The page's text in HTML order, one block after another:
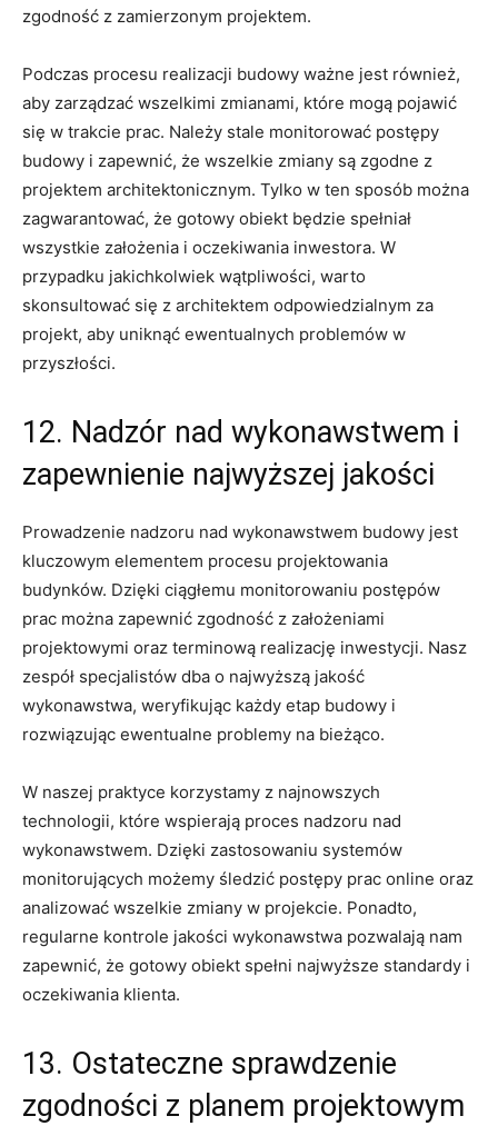
zgodność ⁣z zamierzonym projektem.
Podczas ⁢procesu‌ realizacji ⁤budowy ważne⁣ jest również,
aby zarządzać ‍wszelkimi zmianami,⁣ które mogą pojawić
się w⁢ trakcie prac. Należy stale monitorować postępy​
budowy i zapewnić, że wszelkie zmiany są zgodne z‌
projektem architektonicznym.‌ Tylko⁤ w ‌ten sposób można
zagwarantować, że gotowy obiekt będzie spełniał
wszystkie założenia ​i oczekiwania inwestora. W
przypadku jakichkolwiek wątpliwości, warto
skonsultować ‍się z architektem odpowiedzialnym za
projekt,⁤ aby uniknąć ewentualnych problemów w⁣
przyszłości.
12. Nadzór nad wykonawstwem i
zapewnienie⁣ najwyższej ⁢jakości
Prowadzenie‌ nadzoru nad wykonawstwem budowy jest
kluczowym elementem procesu projektowania
budynków.⁣ Dzięki ciągłemu monitorowaniu postępów
⁤prac można zapewnić zgodność⁤ z założeniami
projektowymi‌ oraz terminową ⁢realizację inwestycji. Nasz⁢
zespół‌ specjalistów ⁤dba⁢ o najwyższą jakość
wykonawstwa, weryfikując każdy etap budowy i
⁣rozwiązując ewentualne‍ problemy‌ na⁤ bieżąco.
W naszej praktyce korzystamy z ‍najnowszych
technologii, ⁤które wspierają proces nadzoru nad
wykonawstwem. Dzięki zastosowaniu‍ systemów
monitorujących możemy śledzić postępy prac online oraz
analizować wszelkie⁤ zmiany w projekcie. Ponadto,
regularne kontrole jakości ‌wykonawstwa pozwalają nam
zapewnić, że gotowy obiekt spełni ​najwyższe standardy i
oczekiwania klienta.
13. Ostateczne sprawdzenie
zgodności z‍ planem projektowym